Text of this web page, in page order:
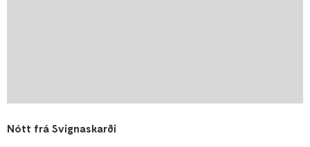
Nótt frá Svignaskarði